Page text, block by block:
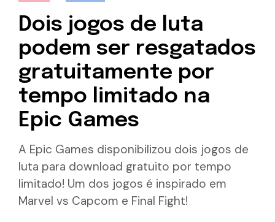
Dois jogos de luta
podem ser resgatados
gratuitamente por
tempo limitado na
Epic Games
A Epic Games disponibilizou dois jogos de
luta para download gratuito por tempo
limitado! Um dos jogos é inspirado em
Marvel vs Capcom e Final Fight!